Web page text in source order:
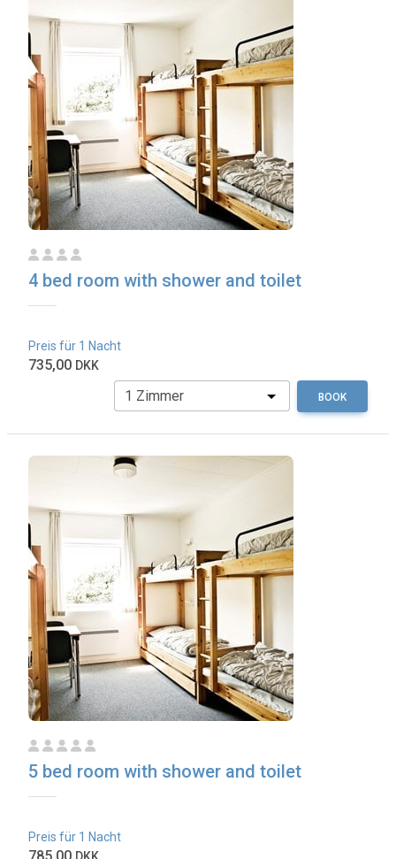
4 bed room with shower and toilet
Preis für 1 Nacht
735,00 DKK
BOOK
5 bed room with shower and toilet
Preis für 1 Nacht